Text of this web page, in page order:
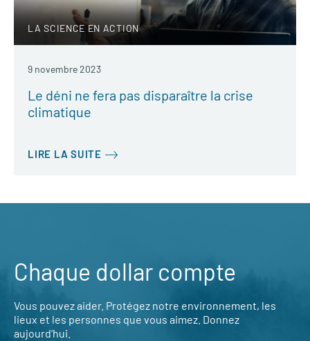
LA SCIENCE EN ACTION
9 novembre 2023
Le déni ne fera pas disparaître la crise
climatique
LIRE LA SUITE
Chaque dollar compte
Vous pouvez aider. Protégez notre environnement, les
lieux et les personnes que vous aimez. Donnez
aujourd’hui.